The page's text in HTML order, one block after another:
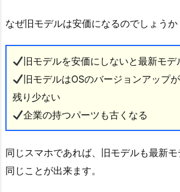
なぜ旧モデルは安価になるのでしょうか
旧モデルを安価にしないと最新モ
旧モデルはOSのバージョンアップ
残り少ない
企業の持つパーツも古くなる
同じスマホであれば、旧モデルも最新
同じことが出来ます。